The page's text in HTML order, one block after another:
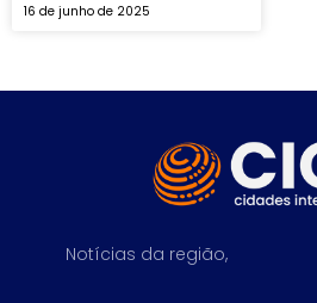
16 de junho de 2025
Notícias da região,